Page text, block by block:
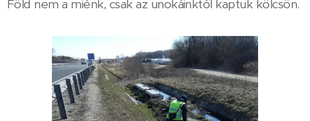
Föld nem a miénk, csak az unokáinktól kaptuk kölcsön.